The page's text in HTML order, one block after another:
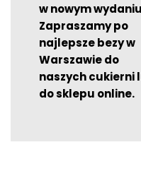
w nowym
Zapraszamy po
najlepsze bezy w
Warszawie do
naszych cukierni
do sklepu online.